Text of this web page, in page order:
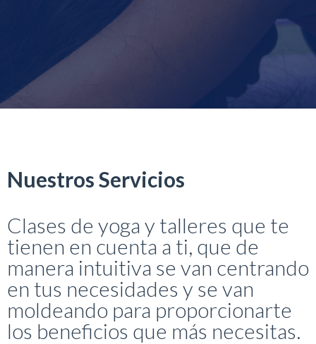
Nuestros Servicios
Clases de yoga y talleres que te
tienen en cuenta a ti, que de
manera intuitiva se van centrando
en tus necesidades y se van
moldeando para proporcionarte
los beneficios que más necesitas.